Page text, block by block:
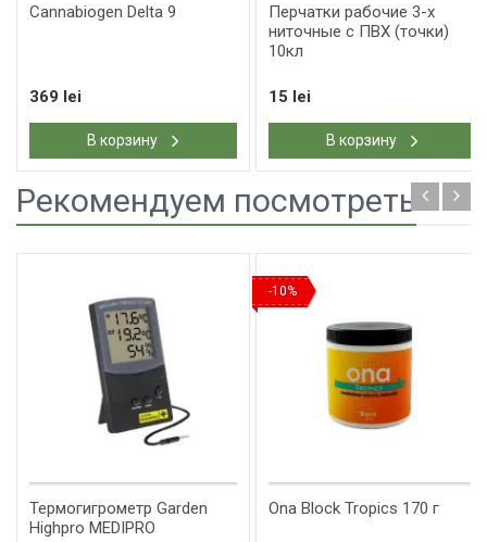
Cannabiogen Delta 9
369 lei
В корзину
Перчатки рабочие 3-х
ниточные с ПВХ (точки)
10кл
15 lei
В корзину
Рекомендуем посмотреть
Термогигрометр Garden
Highpro MEDIPRO
-10%
Ona Block Tropics 170 г